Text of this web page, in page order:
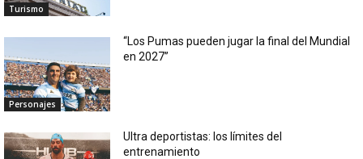
Turismo
Personajes
“Los Pumas pueden jugar la final del Mundial
en 2027”
Ultra deportistas: los límites del
entrenamiento